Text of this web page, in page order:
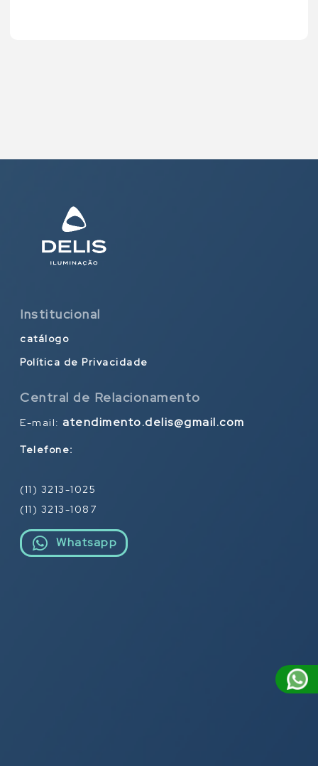
Institucional
catálogo
Política de Privacidade
Central de Relacionamento
E-mail: atendimento.delis@gmail.com
Telefone:
(11) 3213-1025
(11) 3213-1087
Whatsapp